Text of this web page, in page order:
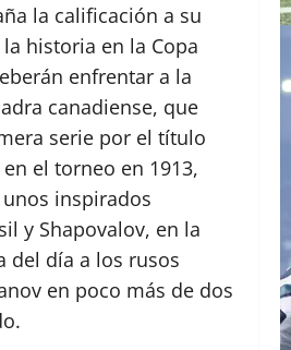
la calificación a su
historia en la Copa
enfrentar a la
canadiense, que
serie por el título
el torneo en 1913,
inspirados
y Shapovalov, en la
del día a los rusos
en poco más de dos